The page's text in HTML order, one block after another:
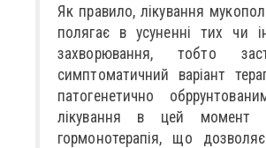
Як правило, лікування
полягає в усуненні тих чи
захворювання, тобто
симптоматичний варіант
патогенетично
лікування в цей момент
гормонотерапія, що